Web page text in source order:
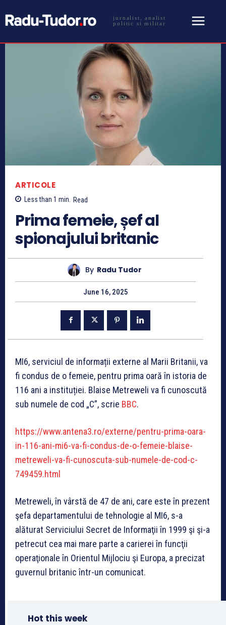
jurnalist, analist
politic si militar
ARTICOLE
Less than 1 min. Read
Prima femeie, șef al
spionajului britanic
By Radu Tudor
June 16, 2025
MI6, serviciul de informații externe al Marii Britanii, va
fi condus de o femeie, pentru prima oară în istoria de
116 ani a instituției. Blaise Metreweli va fi cunoscută
sub numele de cod „C”, scrie BBC.
https://www.antena3.ro/externe/pentru-prima-oara-
in-116-ani-mi6-va-fi-condus-de-o-femeie-blaise-
metreweli-va-fi-cunoscuta-sub-numele-de-cod-c-
749459.html
Metreweli, în vârstă de 47 de ani, care este în prezent
şefa departamentului de tehnologie al MI6, s-a
alăturat Serviciului Secret de Informaţii în 1999 şi şi-a
petrecut cea mai mare parte a carierei în funcţii
operaţionale în Orientul Mijlociu şi Europa, a precizat
guvernul britanic într-un comunicat.
Hot this week